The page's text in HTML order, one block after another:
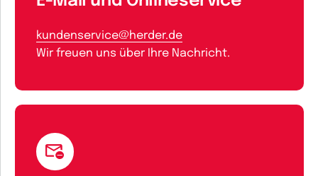
kundenservice@herder.de
Wir freuen uns über Ihre Nachricht.